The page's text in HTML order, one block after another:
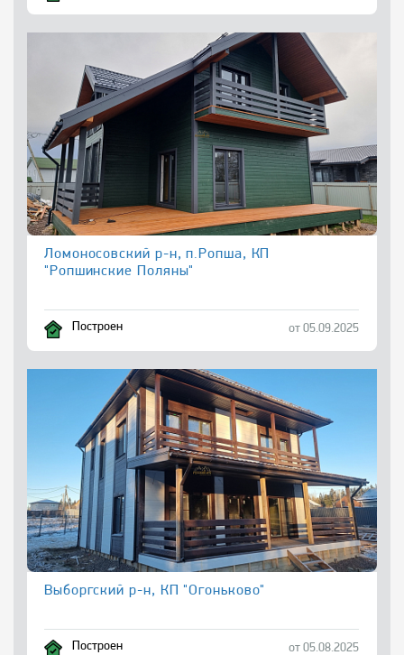
Ломоносовский р-н, п.Ропша, КП
"Ропшинские Поляны"
Построен от 05.09.2025
Выборгский р-н, КП "Огоньково"
Построен от 05.08.2025